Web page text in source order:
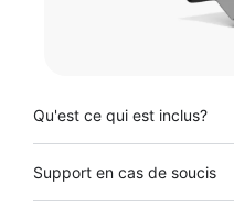
Qu'est ce qui est inclus?
Support en cas de soucis